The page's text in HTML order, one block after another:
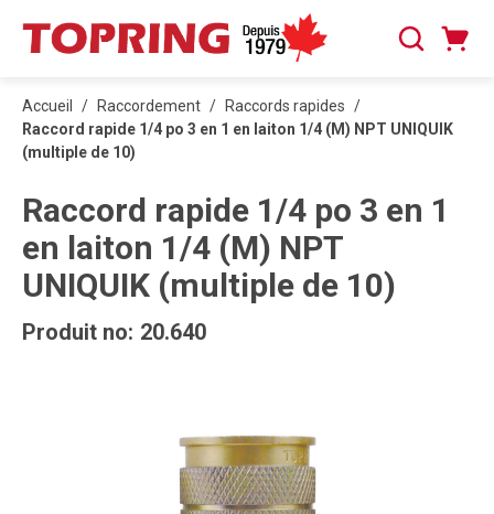
PASSER AU CONTENU PRINCIPAL
Recherche
Accueil / Raccordement / Raccords rapides /
Raccord rapide 1/4 po 3 en 1 en laiton 1/4 (M) NPT UNIQUIK
(multiple de 10)
Raccord rapide 1/4 po 3 en 1
en laiton 1/4 (M) NPT
UNIQUIK (multiple de 10)
Produit no: 20.640